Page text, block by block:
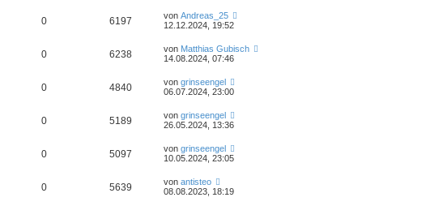
0 6197 von Andreas_25
12.12.2024, 19:52
0 6238 von Matthias Gubisch
14.08.2024, 07:46
0 4840 von grinseengel
06.07.2024, 23:00
0 5189 von grinseengel
26.05.2024, 13:36
0 5097 von grinseengel
10.05.2024, 23:05
0 5639 von antisteo
08.08.2023, 18:19